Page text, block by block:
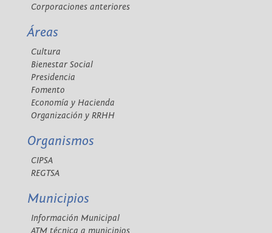
Corporaciones anteriores
Áreas
Cultura
Bienestar Social
Presidencia
Fomento
Economía y Hacienda
Organización y RRHH
Organismos
CIPSA
REGTSA
Municipios
Información Municipal
ATM técnica a municipios